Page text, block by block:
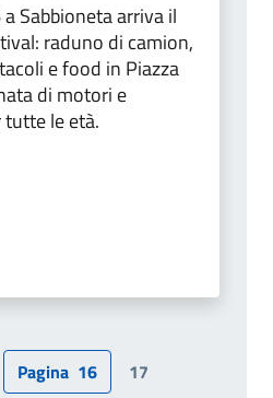
Sabbioneta arriva il
raduno di camion,
e food in Piazza
di motori e
le età.
Pagina 16
17